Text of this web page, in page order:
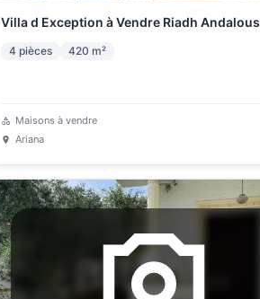
Villa d Exception à Vendre Riadh Andalous
4 pièces 420 m²
Maisons à vendre
Ariana